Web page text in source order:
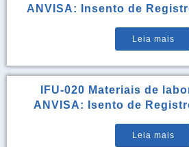
ANVISA: Insento de
Leia mais
IFU-020 Materiais de
ANVISA: Isento de
Leia mais